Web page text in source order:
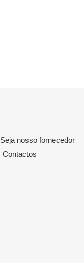
Seja nosso fornecedor
Contactos